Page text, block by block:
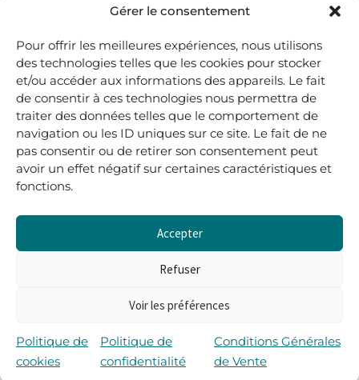
Gérer le consentement
Pour offrir les meilleures expériences, nous utilisons
des technologies telles que les cookies pour stocker
et/ou accéder aux informations des appareils. Le fait
de consentir à ces technologies nous permettra de
traiter des données telles que le comportement de
navigation ou les ID uniques sur ce site. Le fait de ne
pas consentir ou de retirer son consentement peut
avoir un effet négatif sur certaines caractéristiques et
fonctions.
Accepter
Refuser
Voir les préférences
Politique de
cookies
Politique de
confidentialité
Conditions Générales
de Vente
48, rue Maubec 33210 LANGON
05 40 41 37 18
.
MARDI AU SAMEDI
10H00-12H45 | 14H00 -19H00
boutique@lerenardetlasouris.com
Tous droits réservés © Le Renard et la Souris –
Rives